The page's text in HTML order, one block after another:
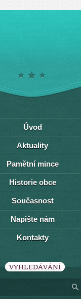
Úvod
Aktuality
Pamětní mince
Historie obce
Současnost
Napište nám
Kontakty
VYHLEDÁVÁNÍ